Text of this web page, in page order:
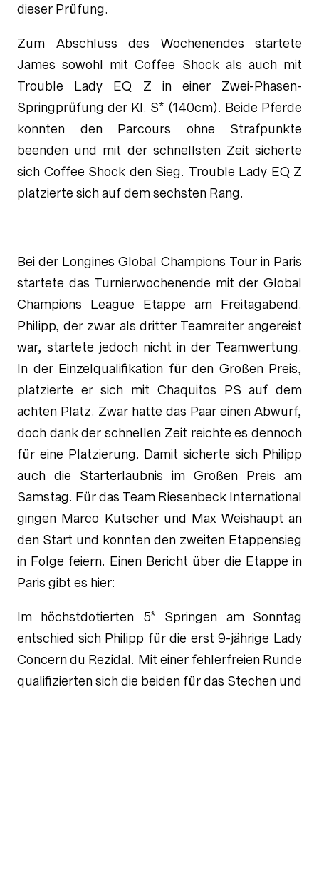
dieser Prüfung.
Zum Abschluss des Wochenendes startete
James sowohl mit Coffee Shock als auch mit
Trouble Lady EQ Z in einer Zwei-Phasen-
Springprüfung der Kl. S* (140cm). Beide Pferde
konnten den Parcours ohne Strafpunkte
beenden und mit der schnellsten Zeit sicherte
sich Coffee Shock den Sieg. Trouble Lady EQ Z
platzierte sich auf dem sechsten Rang.
Bei der Longines Global Champions Tour in Paris
startete das Turnierwochenende mit der Global
Champions League Etappe am Freitagabend.
Philipp, der zwar als dritter Teamreiter angereist
war, startete jedoch nicht in der Teamwertung.
In der Einzelqualifikation für den Großen Preis,
platzierte er sich mit Chaquitos PS auf dem
achten Platz. Zwar hatte das Paar einen Abwurf,
doch dank der schnellen Zeit reichte es dennoch
für eine Platzierung. Damit sicherte sich Philipp
auch die Starterlaubnis im Großen Preis am
Samstag. Für das Team Riesenbeck International
gingen Marco Kutscher und Max Weishaupt an
den Start und konnten den zweiten Etappensieg
in Folge feiern. Einen Bericht über die Etappe in
Paris gibt es hier:
Im höchstdotierten 5* Springen am Sonntag
entschied sich Philipp für die erst 9-jährige Lady
Concern du Rezidal. Mit einer fehlerfreien Runde
qualifizierten sich die beiden für das Stechen und